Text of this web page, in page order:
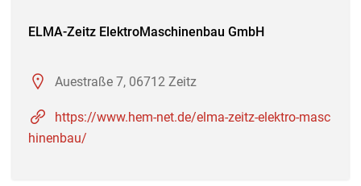
ELMA-Zeitz ElektroMaschinenbau GmbH
Auestraße 7, 06712 Zeitz
https://www.hem-net.de/elma-zeitz-elektro-masc
hinenbau/